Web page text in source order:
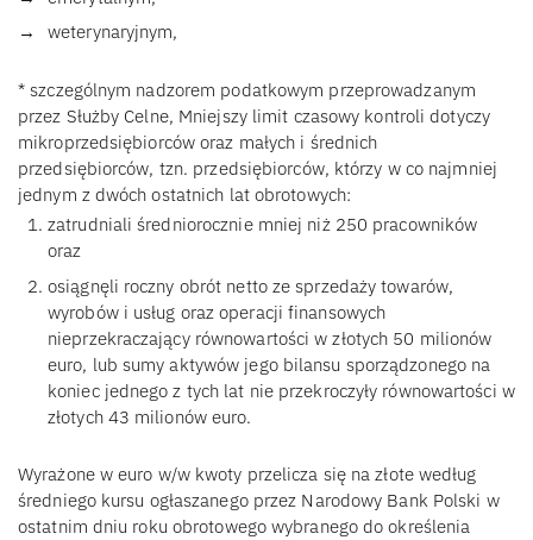
weterynaryjnym,
* szczególnym nadzorem podatkowym przeprowadzanym
przez Służby Celne, Mniejszy limit czasowy kontroli dotyczy
mikroprzedsiębiorców oraz małych i średnich
przedsiębiorców, tzn. przedsiębiorców, którzy w co najmniej
jednym z dwóch ostatnich lat obrotowych:
zatrudniali średniorocznie mniej niż 250 pracowników
oraz
osiągnęli roczny obrót netto ze sprzedaży towarów,
wyrobów i usług oraz operacji finansowych
nieprzekraczający równowartości w złotych 50 milionów
euro, lub sumy aktywów jego bilansu sporządzonego na
koniec jednego z tych lat nie przekroczyły równowartości w
złotych 43 milionów euro.
Wyrażone w euro w/w kwoty przelicza się na złote według
średniego kursu ogłaszanego przez Narodowy Bank Polski w
ostatnim dniu roku obrotowego wybranego do określenia